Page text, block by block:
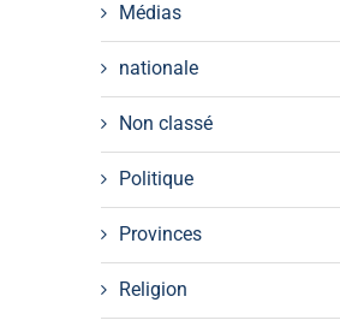
Médias
nationale
Non classé
Politique
Provinces
Religion